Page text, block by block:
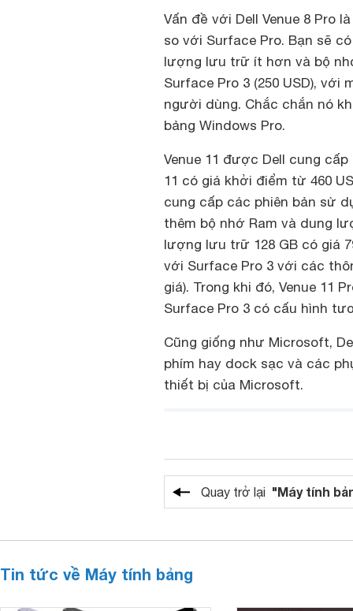
Vấn đề với Dell Venue 8 Pro
so với Surface Pro. Bạn sẽ
lượng lưu trữ ít hơn và bộ
Surface Pro 3 (250 USD),
người dùng. Chắc chắn nó
bảng Windows Pro.
Venue 11 được Dell cung
11 có giá khởi điểm từ 460
cung cấp các phiên bản sử
thêm bộ nhớ Ram và dung
lượng lưu trữ 128 GB có giá
với Surface Pro 3 với các
giá). Trong khi đó, Venue 11
Surface Pro 3 có cấu hình
Cũng giống như Microsoft,
phím hay dock sạc và các
thiết bị của Microsoft.
Quay trở lại "Máy tính
Tin tức về Máy tính bảng